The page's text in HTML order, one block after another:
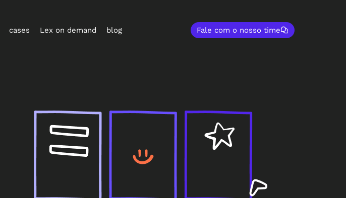
cases Lex on demand blog Fale com o nosso time